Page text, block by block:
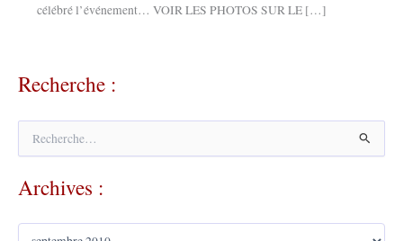
célébré l’événement… VOIR LES PHOTOS SUR LE […]
Recherche :
h
e
Archives :
A